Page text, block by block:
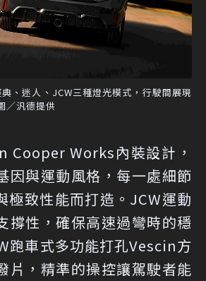
、迷人、JCW三種燈光模式，行駛間展現
／汎德提供
Cooper Works內裝設計，
因與運動風格，每一處細節
極致性能而打造。JCW運動
撐性，確保高速過彎時的穩
跑車式多功能打孔Vescin方
片，精準的操控讓駕駛者能